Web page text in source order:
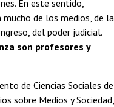
En este sentido,
mucho de los medios, de la
del poder judicial.
son profesores y
de Ciencias Sociales de
sobre Medios y Sociedad,